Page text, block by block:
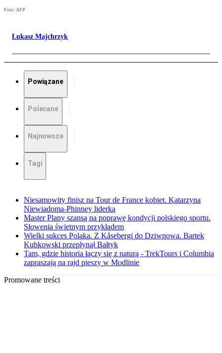
Foto: AFP
Łukasz Majchrzyk
Powiązane
Polecane
Najnowsze
Tagi
Niesamowity finisz na Tour de France kobiet. Katarzyna
Niewiadoma-Phinney liderką
Master Plany szansą na poprawę kondycji polskiego sportu.
Słowenia świetnym przykładem
Wielki sukces Polaka. Z Kåsebergi do Dziwnowa. Bartek
Kubkowski przepłynął Bałtyk
Tam, gdzie historia łączy się z naturą - TrekTours i Columbia
zapraszają na rajd pieszy w Modlinie
Promowane treści